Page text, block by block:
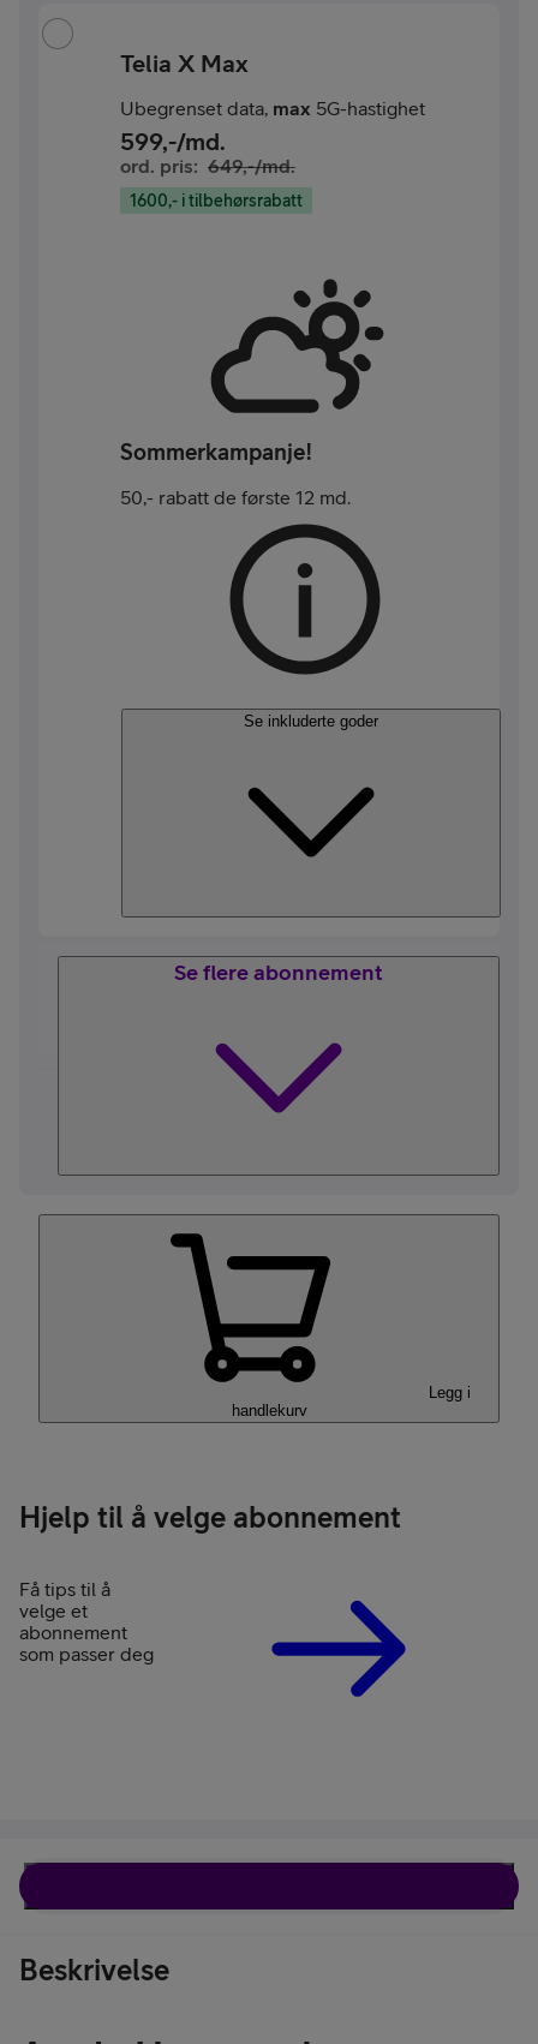
Telia X Max
Ubegrenset data, max 5G-hastighet
599,-/md.
ord. pris: 649,-/md.
1600,- i tilbehørsrabatt
Sommerkampanje!
50,- rabatt de første 12 md.
Se inkluderte goder
Se flere abonnement
Legg i
handlekurv
Hjelp til å velge abonnement
Få tips til å
velge et
abonnement
som passer deg
Beskrivelse